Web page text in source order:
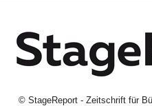
© StageReport - Zeitschrift für